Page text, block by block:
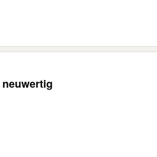
neuwertig